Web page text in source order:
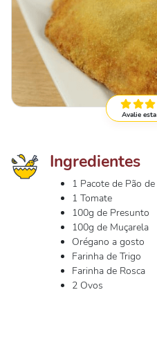
Avalie
Ingredientes
1 Pacote de Pão
1 Tomate
100g de Presunto
100g de Muçarela
Orégano a gosto
Farinha de Trigo
Farinha de Rosca
2 Ovos